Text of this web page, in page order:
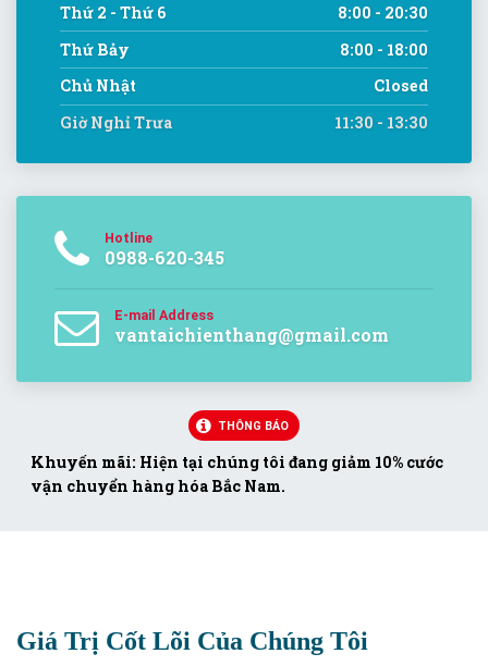
Thứ 2 - Thứ 6
8:00 - 20:30
Thứ Bảy
8:00 - 18:00
Chủ Nhật
Closed
Giờ Nghỉ Trưa
11:30 - 13:30
Hotline
0988-620-345
E-mail Address
vantaichienthang@gmail.com
THÔNG BÁO
Khuyến mãi: Hiện tại chúng tôi đang giảm 10% cước
vận chuyển hàng hóa Bắc Nam.
Giá Trị Cốt Lõi Của Chúng Tôi